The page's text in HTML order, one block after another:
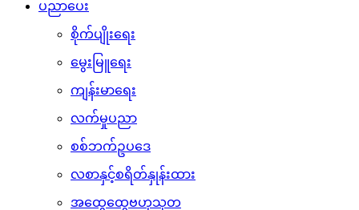
ပညာပေး
စိုက်ပျိုးရေး
မွေးမြူရေး
ကျန်းမာရေး
လက်မှုပညာ
စစ်ဘက်ဥပဒေ
လစာနှင့်စရိတ်နှုန်းထား
အထွေထွေဗဟုသုတ